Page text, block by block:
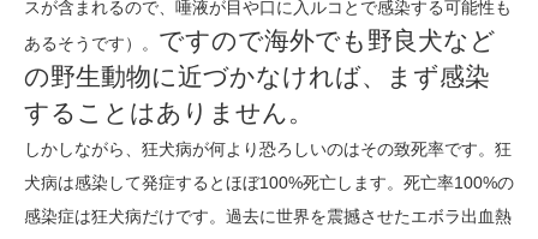
スが含まれるので、唾液が目や口に入ルコとで感染する可能性も
あるそうです）。 ですので海外でも野良犬など
の野生動物に近づかなければ、まず感染
することはありません。
しかしながら、狂犬病が何より恐ろしいのはその致死率です。狂
犬病は感染して発症するとほぼ100%死亡します。死亡率100%の
感染症は狂犬病だけです。過去に世界を震撼させたエボラ出血熱